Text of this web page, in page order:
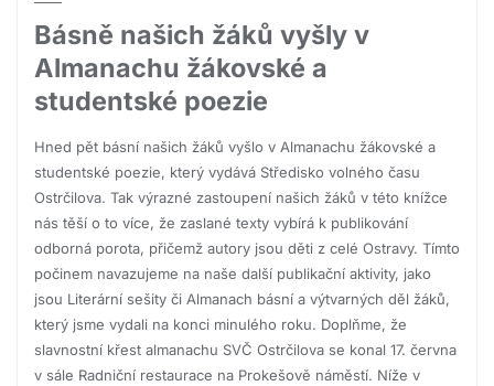
Básně našich žáků vyšly v
Almanachu žákovské a
studentské poezie
Hned pět básní našich žáků vyšlo v Almanachu žákovské a
studentské poezie, který vydává Středisko volného času
Ostrčilova. Tak výrazné zastoupení našich žáků v této knížce
nás těší o to více, že zaslané texty vybírá k publikování
odborná porota, přičemž autory jsou děti z celé Ostravy. Tímto
počinem navazujeme na naše další publikační aktivity, jako
jsou Literární sešity či Almanach básní a výtvarných děl žáků,
který jsme vydali na konci minulého roku. Doplňme, že
slavnostní křest almanachu SVČ Ostrčilova se konal 17. června
v sále Radniční restaurace na Prokešově náměstí. Níže v